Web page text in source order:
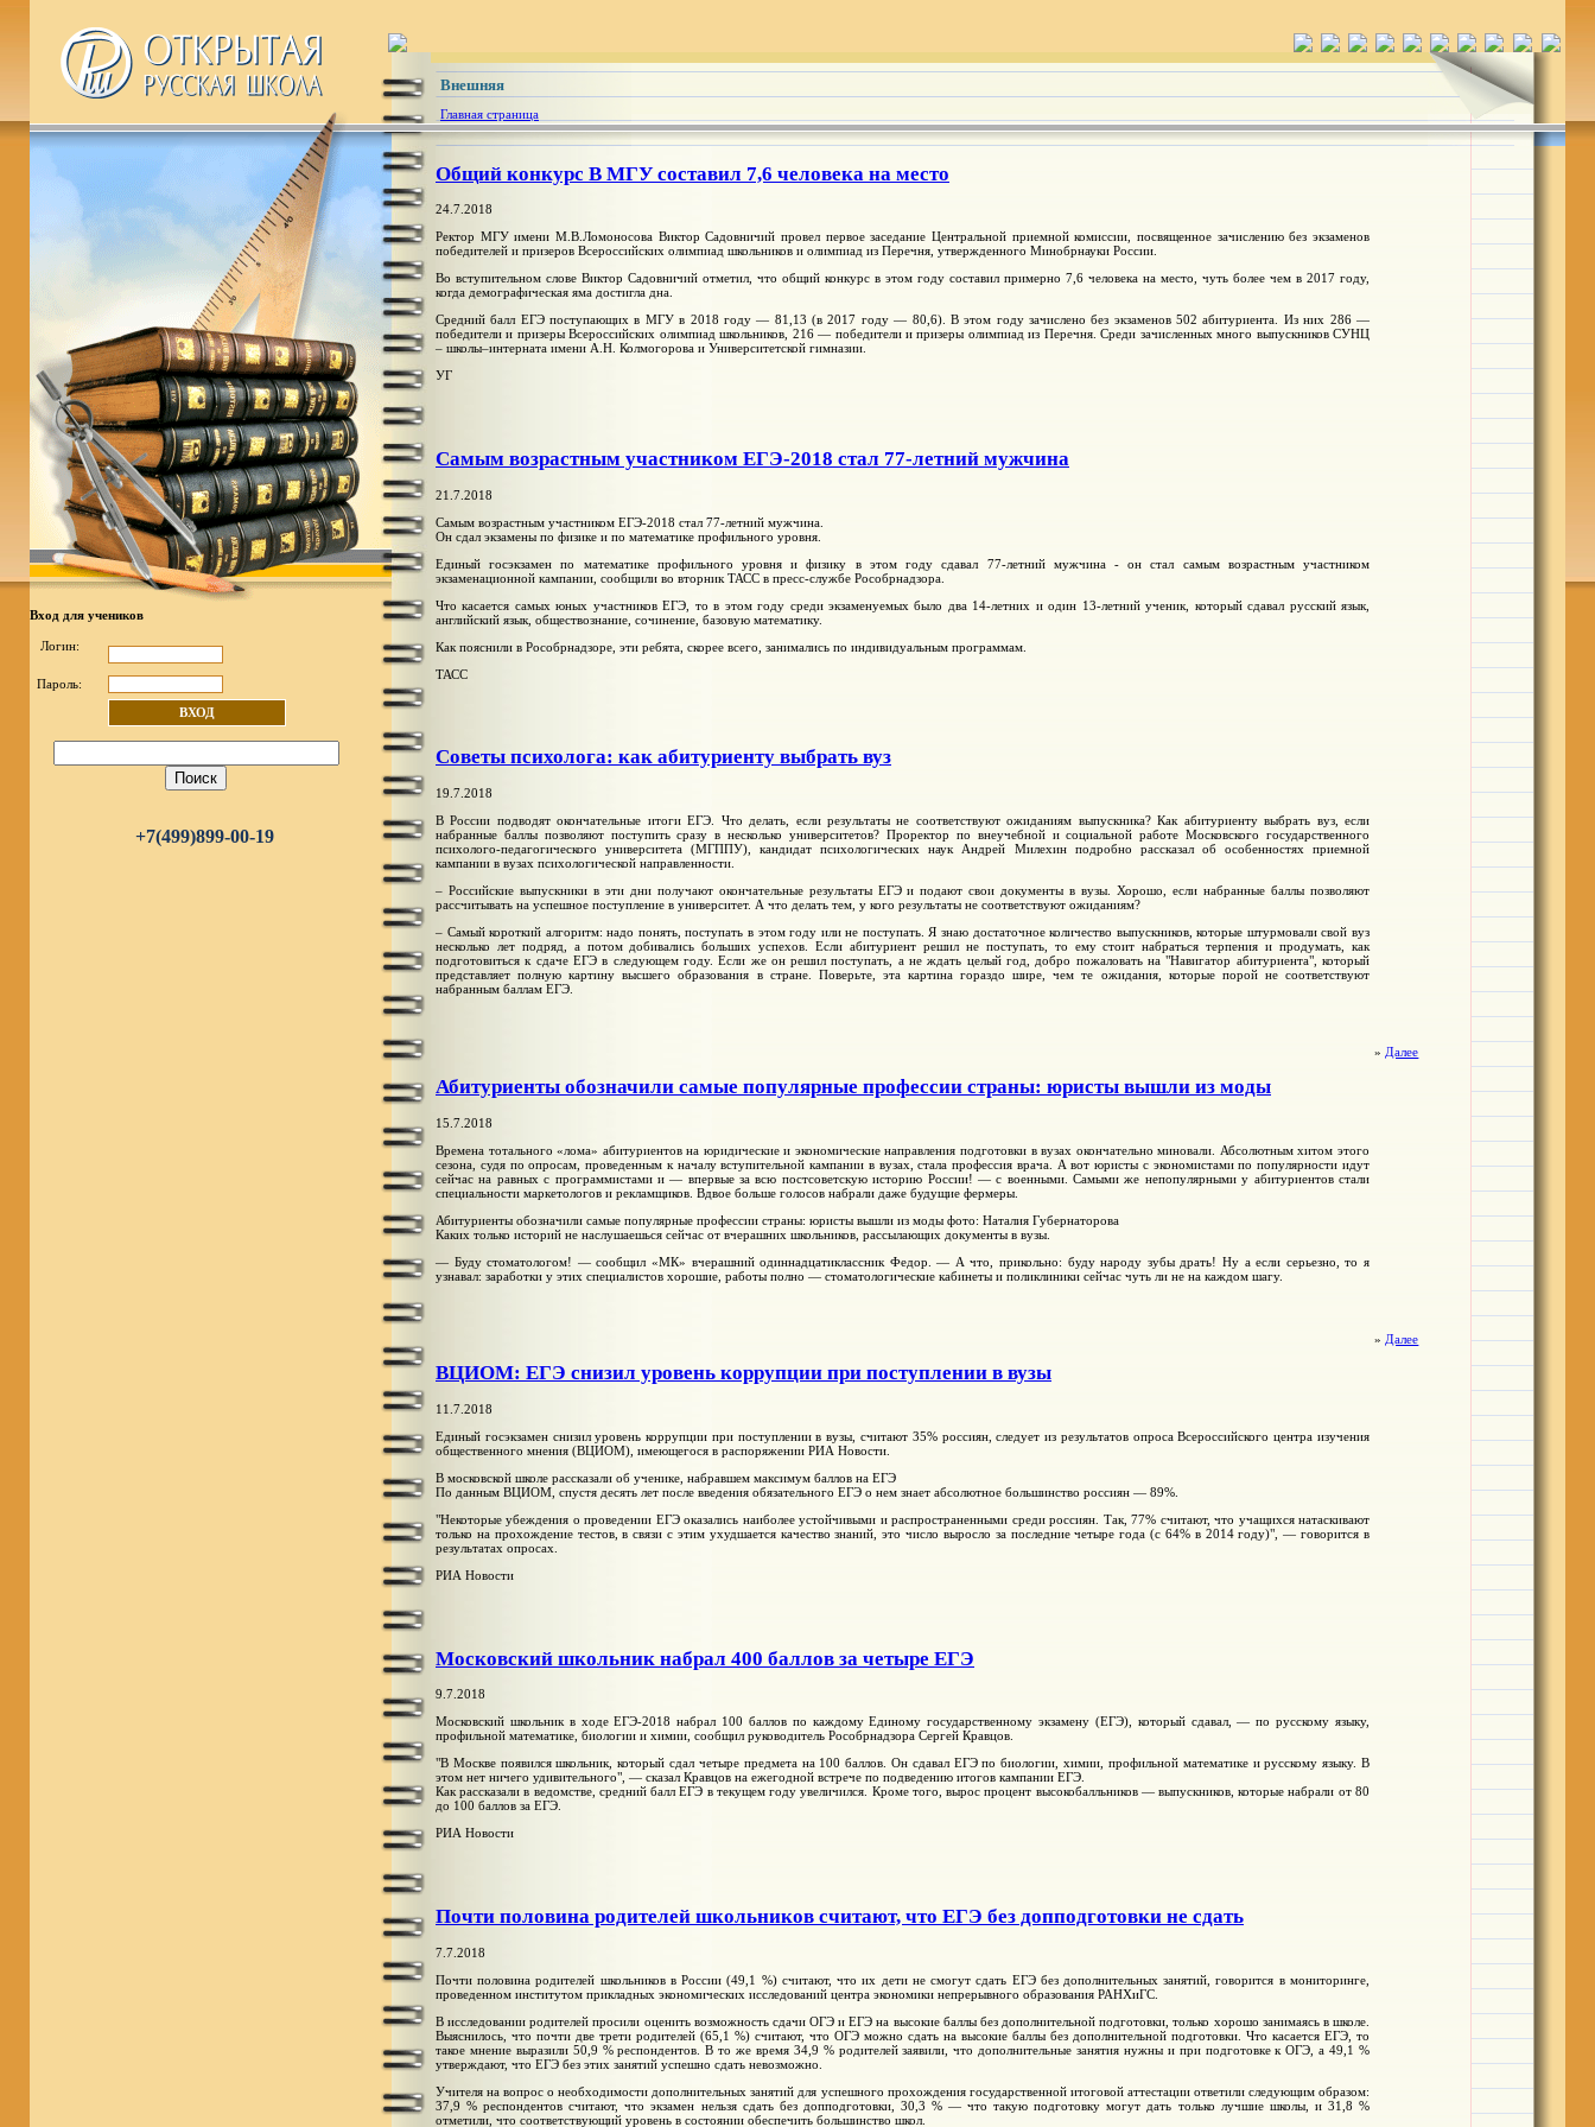
Внешняя
Главная страница
Вход для учеников
Логин:
Пароль:
ВХОД
+7(499)899-00-19
Общий конкурс В МГУ составил 7,6 человека на место
24.7.2018
Ректор МГУ имени М.В.Ломоносова Виктор Садовничий провел первое заседание Центральной приемной комиссии, посвященное зачислению без экзаменов
победителей и призеров Всероссийских олимпиад школьников и олимпиад из Перечня, утвержденного Минобрнауки России.
Во вступительном слове Виктор Садовничий отметил, что общий конкурс в этом году составил примерно 7,6 человека на место, чуть более чем в 2017 году,
когда демографическая яма достигла дна.
Средний балл ЕГЭ поступающих в МГУ в 2018 году — 81,13 (в 2017 году — 80,6). В этом году зачислено без экзаменов 502 абитуриента. Из них 286 —
победители и призеры Всероссийских олимпиад школьников, 216 — победители и призеры олимпиад из Перечня. Среди зачисленных много выпускников СУНЦ
– школы–интерната имени А.Н. Колмогорова и Университетской гимназии.
УГ
Самым возрастным участником ЕГЭ-2018 стал 77-летний мужчина
21.7.2018
Самым возрастным участником ЕГЭ-2018 стал 77-летний мужчина.
Он сдал экзамены по физике и по математике профильного уровня.
Единый госэкзамен по математике профильного уровня и физику в этом году сдавал 77-летний мужчина - он стал самым возрастным участником
экзаменационной кампании, сообщили во вторник ТАСС в пресс-службе Рособрнадзора.
Что касается самых юных участников ЕГЭ, то в этом году среди экзаменуемых было два 14-летних и один 13-летний ученик, который сдавал русский язык,
английский язык, обществознание, сочинение, базовую математику.
Как пояснили в Рособрнадзоре, эти ребята, скорее всего, занимались по индивидуальным программам.
ТАСС
Советы психолога: как абитуриенту выбрать вуз
19.7.2018
В России подводят окончательные итоги ЕГЭ. Что делать, если результаты не соответствуют ожиданиям выпускника? Как абитуриенту выбрать вуз, если
набранные баллы позволяют поступить сразу в несколько университетов? Проректор по внеучебной и социальной работе Московского государственного
психолого-педагогического университета (МГППУ), кандидат психологических наук Андрей Милехин подробно рассказал об особенностях приемной
кампании в вузах психологической направленности.
‒ Российские выпускники в эти дни получают окончательные результаты ЕГЭ и подают свои документы в вузы. Хорошо, если набранные баллы позволяют
рассчитывать на успешное поступление в университет. А что делать тем, у кого результаты не соответствуют ожиданиям?
‒ Самый короткий алгоритм: надо понять, поступать в этом году или не поступать. Я знаю достаточное количество выпускников, которые штурмовали свой вуз
несколько лет подряд, а потом добивались больших успехов. Если абитуриент решил не поступать, то ему стоит набраться терпения и продумать, как
подготовиться к сдаче ЕГЭ в следующем году. Если же он решил поступать, а не ждать целый год, добро пожаловать на "Навигатор абитуриента", который
представляет полную картину высшего образования в стране. Поверьте, эта картина гораздо шире, чем те ожидания, которые порой не соответствуют
набранным баллам ЕГЭ.
» Далее
Абитуриенты обозначили самые популярные профессии страны: юристы вышли из моды
15.7.2018
Времена тотального «лома» абитуриентов на юридические и экономические направления подготовки в вузах окончательно миновали. Абсолютным хитом этого
сезона, судя по опросам, проведенным к началу вступительной кампании в вузах, стала профессия врача. А вот юристы с экономистами по популярности идут
сейчас на равных с программистами и — впервые за всю постсоветскую историю России! — с военными. Самыми же непопулярными у абитуриентов стали
специальности маркетологов и рекламщиков. Вдвое больше голосов набрали даже будущие фермеры.
Абитуриенты обозначили самые популярные профессии страны: юристы вышли из моды фото: Наталия Губернаторова
Каких только историй не наслушаешься сейчас от вчерашних школьников, рассылающих документы в вузы.
— Буду стоматологом! — сообщил «МК» вчерашний одиннадцатиклассник Федор. — А что, прикольно: буду народу зубы драть! Ну а если серьезно, то я
узнавал: заработки у этих специалистов хорошие, работы полно — стоматологические кабинеты и поликлиники сейчас чуть ли не на каждом шагу.
» Далее
ВЦИОМ: ЕГЭ снизил уровень коррупции при поступлении в вузы
11.7.2018
Единый госэкзамен снизил уровень коррупции при поступлении в вузы, считают 35% россиян, следует из результатов опроса Всероссийского центра изучения
общественного мнения (ВЦИОМ), имеющегося в распоряжении РИА Новости.
В московской школе рассказали об ученике, набравшем максимум баллов на ЕГЭ
По данным ВЦИОМ, спустя десять лет после введения обязательного ЕГЭ о нем знает абсолютное большинство россиян — 89%.
"Некоторые убеждения о проведении ЕГЭ оказались наиболее устойчивыми и распространенными среди россиян. Так, 77% считают, что учащихся натаскивают
только на прохождение тестов, в связи с этим ухудшается качество знаний, это число выросло за последние четыре года (с 64% в 2014 году)", — говорится в
результатах опросах.
РИА Новости
Московский школьник набрал 400 баллов за четыре ЕГЭ
9.7.2018
Московский школьник в ходе ЕГЭ-2018 набрал 100 баллов по каждому Единому государственному экзамену (ЕГЭ), который сдавал, — по русскому языку,
профильной математике, биологии и химии, сообщил руководитель Рособрнадзора Сергей Кравцов.
"В Москве появился школьник, который сдал четыре предмета на 100 баллов. Он сдавал ЕГЭ по биологии, химии, профильной математике и русскому языку. В
этом нет ничего удивительного", — сказал Кравцов на ежегодной встрече по подведению итогов кампании ЕГЭ.
Как рассказали в ведомстве, средний балл ЕГЭ в текущем году увеличился. Кроме того, вырос процент высокобалльников — выпускников, которые набрали от 80
до 100 баллов за ЕГЭ.
РИА Новости
Почти половина родителей школьников считают, что ЕГЭ без допподготовки не сдать
7.7.2018
Почти половина родителей школьников в России (49,1 %) считают, что их дети не смогут сдать ЕГЭ без дополнительных занятий, говорится в мониторинге,
проведенном институтом прикладных экономических исследований центра экономики непрерывного образования РАНХиГС.
В исследовании родителей просили оценить возможность сдачи ОГЭ и ЕГЭ на высокие баллы без дополнительной подготовки, только хорошо занимаясь в школе.
Выяснилось, что почти две трети родителей (65,1 %) считают, что ОГЭ можно сдать на высокие баллы без дополнительной подготовки. Что касается ЕГЭ, то
такое мнение выразили 50,9 % респондентов. В то же время 34,9 % родителей заявили, что дополнительные занятия нужны и при подготовке к ОГЭ, а 49,1 %
утверждают, что ЕГЭ без этих занятий успешно сдать невозможно.
Учителя на вопрос о необходимости дополнительных занятий для успешного прохождения государственной итоговой аттестации ответили следующим образом:
37,9 % респондентов считают, что экзамен нельзя сдать без допподготовки, 30,3 % — что такую подготовку могут дать только лучшие школы, и 31,8 %
отметили, что соответствующий уровень в состоянии обеспечить большинство школ.